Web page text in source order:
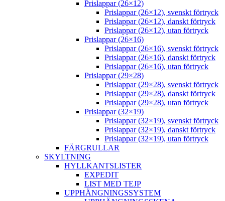
Prislappar (26×12)
Prislappar (26×12), svenskt förtryck
Prislappar (26×12), danskt förtryck
Prislappar (26×12), utan förtryck
Prislappar (26×16)
Prislappar (26×16), svenskt förtryck
Prislappar (26×16), danskt förtryck
Prislappar (26×16), utan förtryck
Prislappar (29×28)
Prislappar (29×28), svenskt förtryck
Prislappar (29×28), danskt förtryck
Prislappar (29×28), utan förtryck
Prislappar (32×19)
Prislappar (32×19), svenskt förtryck
Prislappar (32×19), danskt förtryck
Prislappar (32×19), utan förtryck
FÄRGRULLAR
SKYLTNING
HYLLKANTSLISTER
EXPEDIT
LIST MED TEJP
UPPHÄNGNINGSSYSTEM